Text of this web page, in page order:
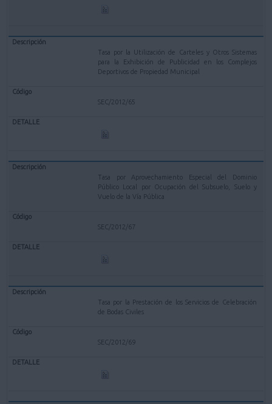
Tasa por la Utilización de Carteles y Otros Sistemas
para la Exhibición de Publicidad en los Complejos
Deportivos de Propiedad Municipal
SEC/2012/65
Tasa por Aprovechamiento Especial del Dominio
Público Local por Ocupación del Subsuelo, Suelo y
Vuelo de la Vía Pública
SEC/2012/67
Tasa por la Prestación de los Servicios de Celebración
de Bodas Civiles
SEC/2012/69